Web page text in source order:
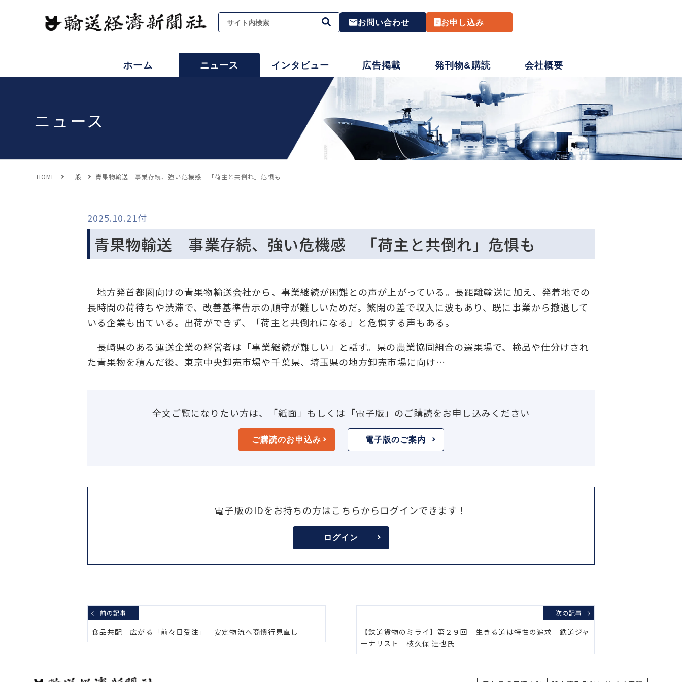
お問い合わせ お申し込み
ホーム ニュース インタビュー 広告掲載 発刊物&購読 会社概要
ニュース
HOME 一般 青果物輸送 事業存続、強い危機感 「荷主と共倒れ」危惧も
2025.10.21付
青果物輸送 事業存続、強い危機感 「荷主と共倒れ」危惧も
地方発首都圏向けの青果物輸送会社から、事業継続が困難との声が上がっている。長距離輸送に加え、発着地での
長時間の荷待ちや渋滞で、改善基準告示の順守が難しいためだ。繁閑の差で収入に波もあり、既に事業から撤退して
いる企業も出ている。出荷ができず、「荷主と共倒れになる」と危惧する声もある。
長崎県のある運送企業の経営者は「事業継続が難しい」と話す。県の農業協同組合の選果場で、検品や仕分けされ
た青果物を積んだ後、東京中央卸売市場や千葉県、埼玉県の地方卸売市場に向け…
全文ご覧になりたい方は、「紙面」もしくは「電子版」のご購読をお申し込みください
ご購読のお申込み 電子版のご案内
電子版のIDをお持ちの方はこちらからログインできます！
ログイン
前の記事
食品共配 広がる「前々日受注」 安定物流へ商慣行見直し
次の記事
【鉄道貨物のミライ】第２９回 生きる道は特性の追求 鉄道ジャ
ーナリスト 枝久保 達也氏